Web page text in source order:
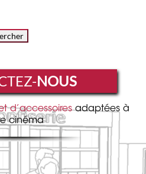
NOUS
d’accessoiresadaptées à
cinéma